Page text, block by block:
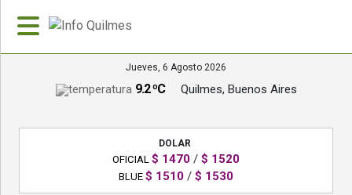
Jueves, 6 Agosto 2026
9.2 ºC Quilmes, Buenos Aires
DOLAR
OFICIAL $ 1470 / $ 1520
BLUE $ 1510 / $ 1530